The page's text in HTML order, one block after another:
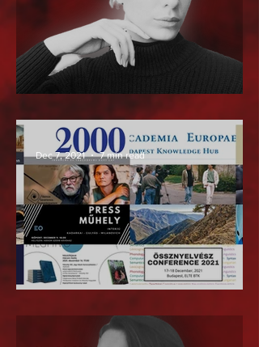
Dec 7, 2021 7 min read